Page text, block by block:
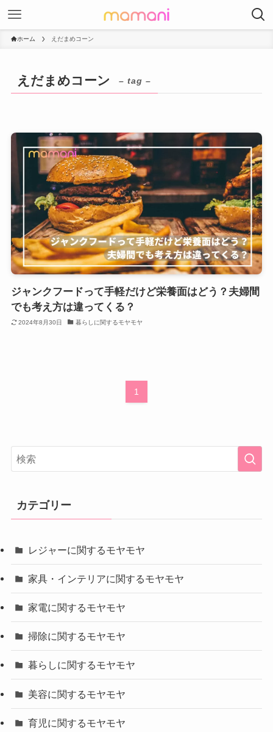
ホーム えだまめコーン
えだまめコーン – tag –
ジャンクフードって手軽だけど栄養面はどう？夫婦間
でも考え方は違ってくる？
2024年8月30日 暮らしに関するモヤモヤ
1
カテゴリー
レジャーに関するモヤモヤ
家具・インテリアに関するモヤモヤ
家電に関するモヤモヤ
掃除に関するモヤモヤ
暮らしに関するモヤモヤ
美容に関するモヤモヤ
育児に関するモヤモヤ